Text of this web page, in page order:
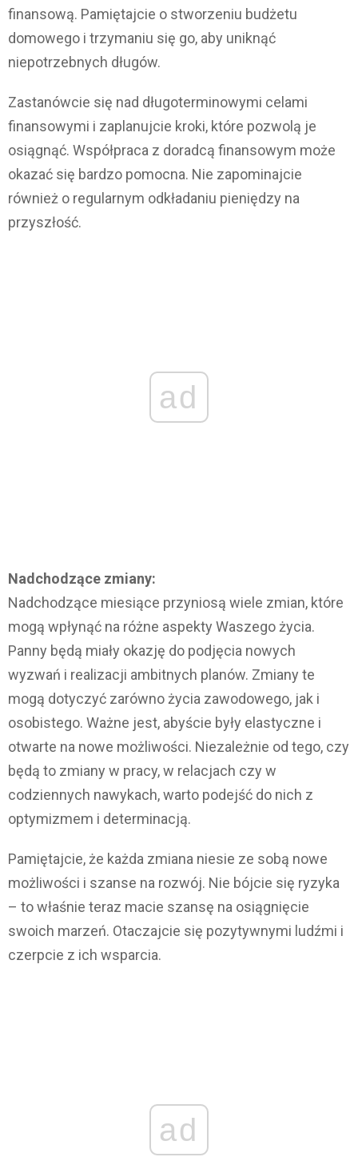
finansową. Pamiętajcie o stworzeniu budżetu
domowego i trzymaniu się go, aby uniknąć
niepotrzebnych długów.
Zastanówcie się nad długoterminowymi celami
finansowymi i zaplanujcie kroki, które pozwolą je
osiągnąć. Współpraca z doradcą finansowym może
okazać się bardzo pomocna. Nie zapominajcie
również o regularnym odkładaniu pieniędzy na
przyszłość.
ad
Nadchodzące zmiany:
Nadchodzące miesiące przyniosą wiele zmian, które
mogą wpłynąć na różne aspekty Waszego życia.
Panny będą miały okazję do podjęcia nowych
wyzwań i realizacji ambitnych planów. Zmiany te
mogą dotyczyć zarówno życia zawodowego, jak i
osobistego. Ważne jest, abyście były elastyczne i
otwarte na nowe możliwości. Niezależnie od tego, czy
będą to zmiany w pracy, w relacjach czy w
codziennych nawykach, warto podejść do nich z
optymizmem i determinacją.
Pamiętajcie, że każda zmiana niesie ze sobą nowe
możliwości i szanse na rozwój. Nie bójcie się ryzyka
– to właśnie teraz macie szansę na osiągnięcie
swoich marzeń. Otaczajcie się pozytywnymi ludźmi i
czerpcie z ich wsparcia.
ad